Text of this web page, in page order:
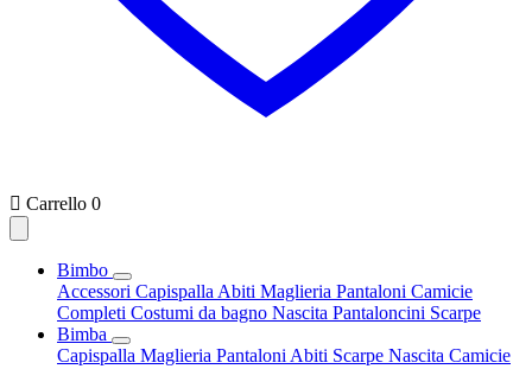
 Carrello 0
Bimbo
Accessori Capispalla Abiti Maglieria Pantaloni Camicie
Completi Costumi da bagno Nascita Pantaloncini Scarpe
Bimba
Capispalla Maglieria Pantaloni Abiti Scarpe Nascita Camicie